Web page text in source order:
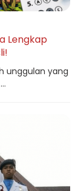
Lengkap
unggulan yang